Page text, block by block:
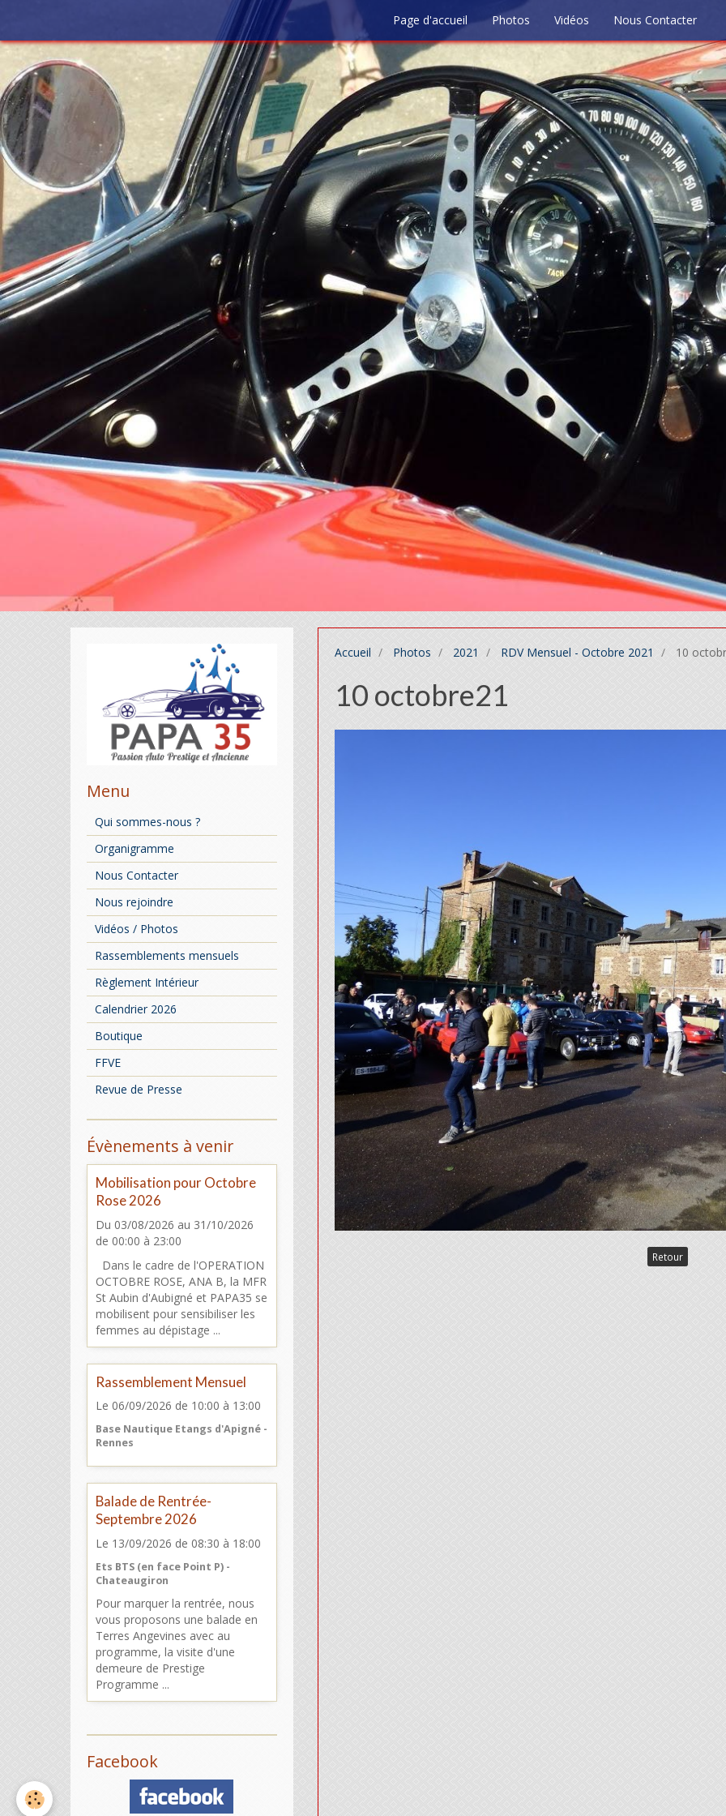
Page d'accueil Photos Vidéos Nous Contacter
Accueil Photos 2021 RDV Mensuel - Octobre 2021 10
10 octobre21
Retour
Menu
Qui sommes-nous ?
Organigramme
Nous Contacter
Nous rejoindre
Vidéos / Photos
Rassemblements mensuels
Règlement Intérieur
Calendrier 2026
Boutique
FFVE
Revue de Presse
Évènements à venir
Mobilisation pour Octobre
Rose 2026
Du 03/08/2026 au 31/10/2026
de 00:00 à 23:00
Dans le cadre de l'OPERATION
OCTOBRE ROSE, ANA B, la MFR
St Aubin d'Aubigné et PAPA35 se
mobilisent pour sensibiliser les
femmes au dépistage ...
Rassemblement Mensuel
Le 06/09/2026 de 10:00 à 13:00
Base Nautique Etangs d'Apigné -
Rennes
Balade de Rentrée-
Septembre 2026
Le 13/09/2026 de 08:30 à 18:00
Ets BTS (en face Point P) -
Chateaugiron
Pour marquer la rentrée, nous
vous proposons une balade en
Terres Angevines avec au
programme, la visite d'une
demeure de Prestige
Programme ...
Facebook